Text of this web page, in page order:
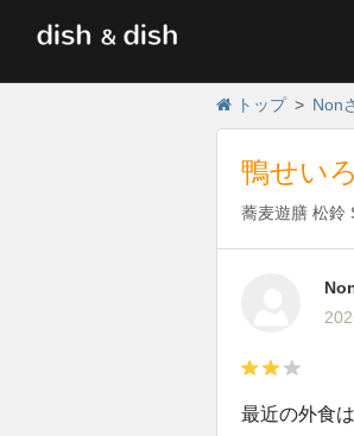
トップ Non
鴨せいろ
蕎麦遊膳 松鈴
最近の外食